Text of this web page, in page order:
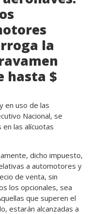
la
hasta $
en uso de las
Nacional, se
las alícuotas
dicho impuesto,
a automotores y
de venta, sin
los opcionales, sea
que superen el
estarán alcanzadas a